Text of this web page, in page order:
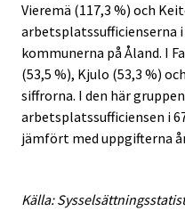
Vieremä (117,3 %) och
arbetsplatssufficienserna i
kommunerna på Åland. I
(53,5 %), Kjulo (53,3 %)
siffrorna. I den här
arbetsplatssufficiensen i
jämfört med uppgifterna
Källa: